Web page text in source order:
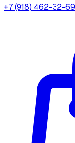
+7 (918) 462-32-69